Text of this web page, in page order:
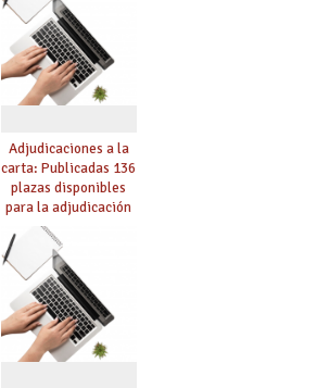
Adjudicaciones a la
carta: Publicadas 136
plazas disponibles
para la adjudicación
de mañana y abierto
plazo de solicitudes